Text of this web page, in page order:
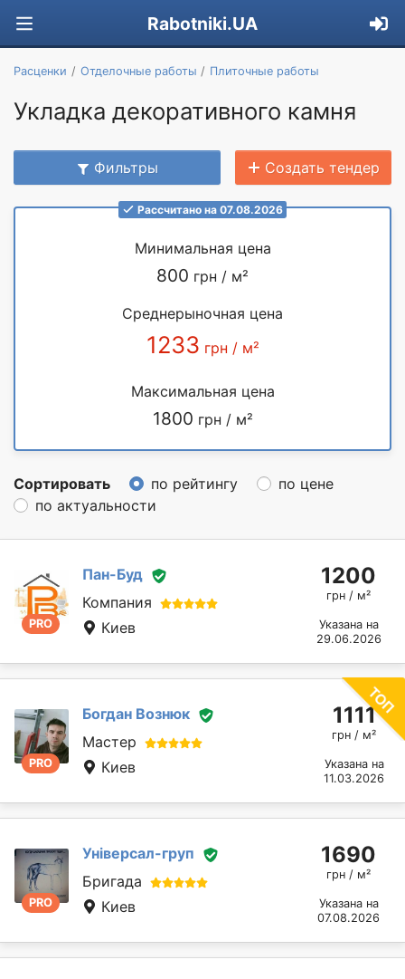
Rabotniki.UA
Расценки Отделочные работы Плиточные работы
Укладка декоративного камня
Фильтры Создать тендер
Рассчитано на 07.08.2026
Минимальная цена
800 грн / м²
Среднерыночная цена
1233 грн / м²
Максимальная цена
1800 грн / м²
Сортировать по рейтингу
по цене
по актуальности
PRO
Пан-Буд
Компания
Киев
1200
грн / м²
Указана на
29.06.2026
PRO
Богдан Вознюк
Мастер
Киев
1111
грн / м²
Указана на
11.03.2026
PRO
Універсал-груп
Бригада
Киев
1690
грн / м²
Указана на
07.08.2026